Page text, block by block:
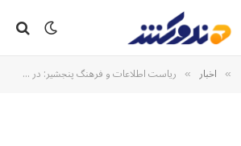
» اخبار » ریاست اطلاعات و فرهنگ پنجشیر: در روزهای عید بیش از ۱۰۰ هزار گردشگر از پنجشیر دیدن کرده‌اند